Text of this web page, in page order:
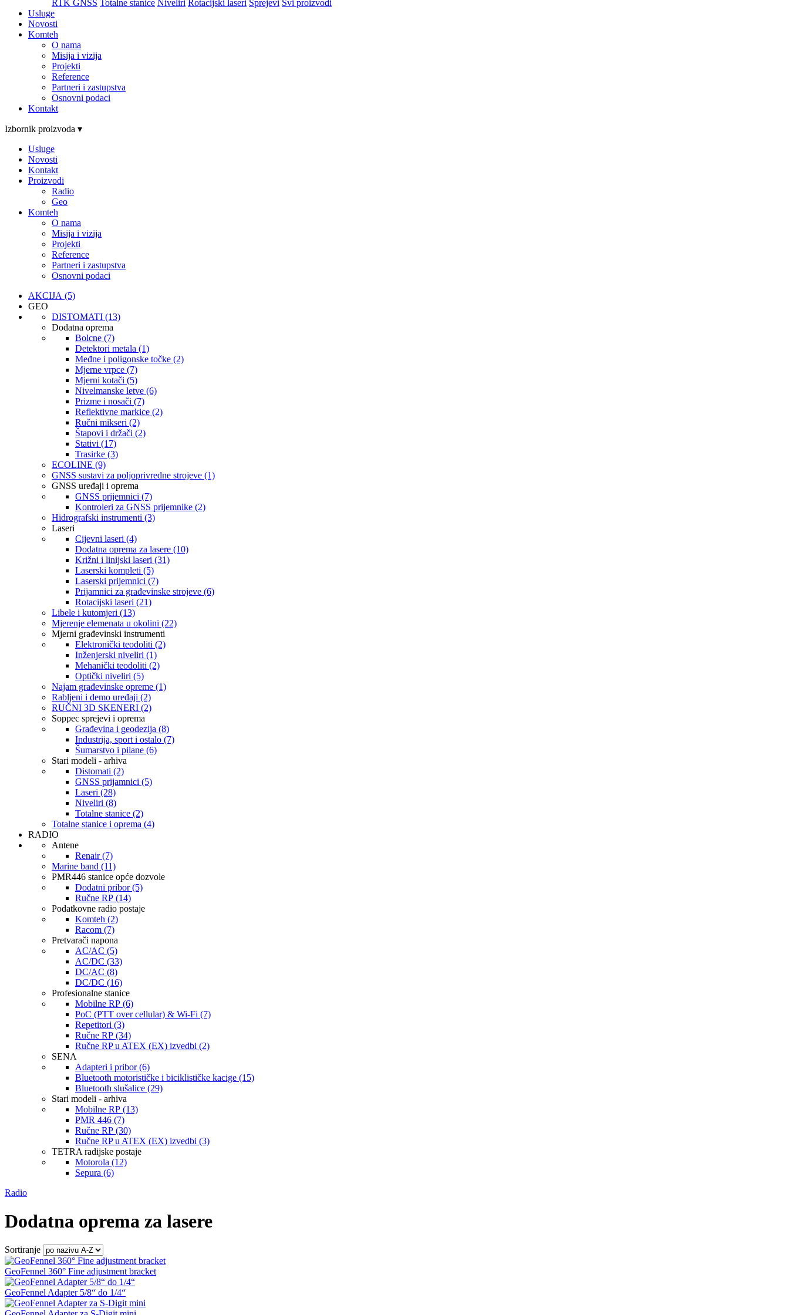
RTK GNSS Totalne stanice Niveliri Rotacijski laseri Sprejevi Svi proizvodi
Usluge
Novosti
Komteh
O nama
Misija i vizija
Projekti
Reference
Partneri i zastupstva
Osnovni podaci
Kontakt
Izbornik proizvoda ▾
Usluge
Novosti
Kontakt
Proizvodi
Radio
Geo
Komteh
O nama
Misija i vizija
Projekti
Reference
Partneri i zastupstva
Osnovni podaci
AKCIJA (5)
GEO
DISTOMATI (13)
Dodatna oprema
Bolcne (7)
Detektori metala (1)
Međne i poligonske točke (2)
Mjerne vrpce (7)
Mjerni kotači (5)
Nivelmanske letve (6)
Prizme i nosači (7)
Reflektivne markice (2)
Ručni mikseri (2)
Štapovi i držači (2)
Stativi (17)
Trasirke (3)
ECOLINE (9)
GNSS sustavi za poljoprivredne strojeve (1)
GNSS uređaji i oprema
GNSS prijemnici (7)
Kontroleri za GNSS prijemnike (2)
Hidrografski instrumenti (3)
Laseri
Cijevni laseri (4)
Dodatna oprema za lasere (10)
Križni i linijski laseri (31)
Laserski kompleti (5)
Laserski prijemnici (7)
Prijamnici za građevinske strojeve (6)
Rotacijski laseri (21)
Libele i kutomjeri (13)
Mjerenje elemenata u okolini (22)
Mjerni građevinski instrumenti
Elektronički teodoliti (2)
Inženjerski niveliri (1)
Mehanički teodoliti (2)
Optički niveliri (5)
Najam građevinske opreme (1)
Rabljeni i demo uređaji (2)
RUČNI 3D SKENERI (2)
Soppec sprejevi i oprema
Građevina i geodezija (8)
Industrija, sport i ostalo (7)
Šumarstvo i pilane (6)
Stari modeli - arhiva
Distomati (2)
GNSS prijamnici (5)
Laseri (28)
Niveliri (8)
Totalne stanice (2)
Totalne stanice i oprema (4)
RADIO
Antene
Renair (7)
Marine band (11)
PMR446 stanice opće dozvole
Dodatni pribor (5)
Ručne RP (14)
Podatkovne radio postaje
Komteh (2)
Racom (7)
Pretvarači napona
AC/AC (5)
AC/DC (33)
DC/AC (8)
DC/DC (16)
Profesionalne stanice
Mobilne RP (6)
PoC (PTT over cellular) & Wi-Fi (7)
Repetitori (3)
Ručne RP (34)
Ručne RP u ATEX (EX) izvedbi (2)
SENA
Adapteri i pribor (6)
Bluetooth motorističke i biciklističke kacige (15)
Bluetooth slušalice (29)
Stari modeli - arhiva
Mobilne RP (13)
PMR 446 (7)
Ručne RP (30)
Ručne RP u ATEX (EX) izvedbi (3)
TETRA radijske postaje
Motorola (12)
Sepura (6)
Radio
Dodatna oprema za lasere
Sortiranje
GeoFennel 360° Fine adjustment bracket
GeoFennel Adapter 5/8“ do 1/4“